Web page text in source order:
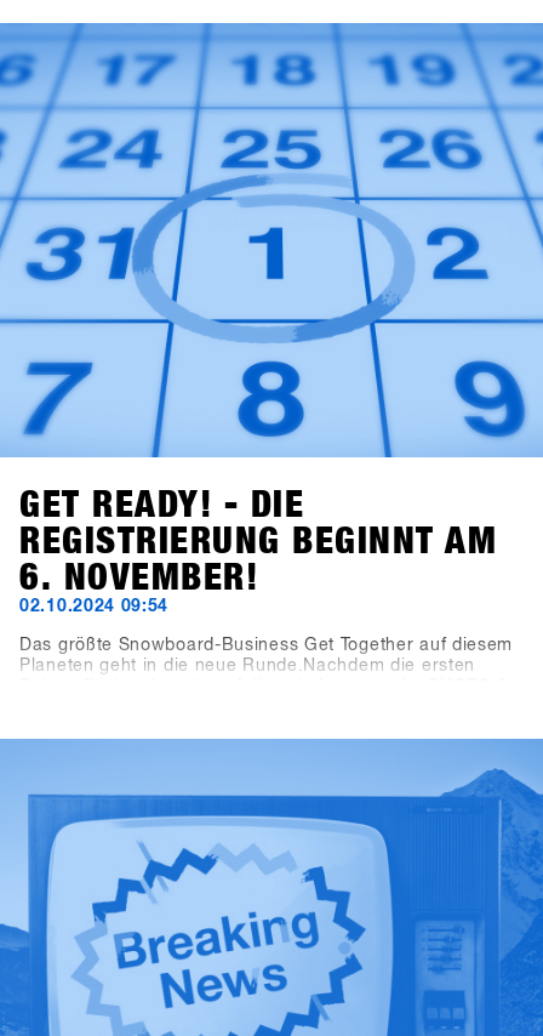
GET READY! - DIE
REGISTRIERUNG BEGINNT AM
6. NOVEMBER!
02.10.2024 09:54
Das größte Snowboard-Business Get Together auf diesem
Planeten geht in die neue Runde.Nachdem die ersten
Location.Die Registrierung startet am 6. November über
die SHOPS 1st BASE.Melde deinen Shop frühzeitig an und
sichere dir bis zum 6. Dezember das exklusive Early-Bird-
Angebot. Sei dabei und teste vom 19. bis zum 21. Januar
die neuesten Produkte der über 80 Aussteller!